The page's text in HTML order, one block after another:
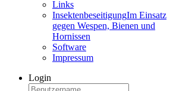
Links
InsektenbeseitigungIm Einsatz
gegen Wespen, Bienen und
Hornissen
Software
Impressum
Login